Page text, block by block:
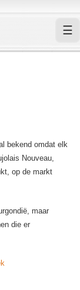
☰
bekend omdat elk
Nouveau,
op de markt
maar
die er